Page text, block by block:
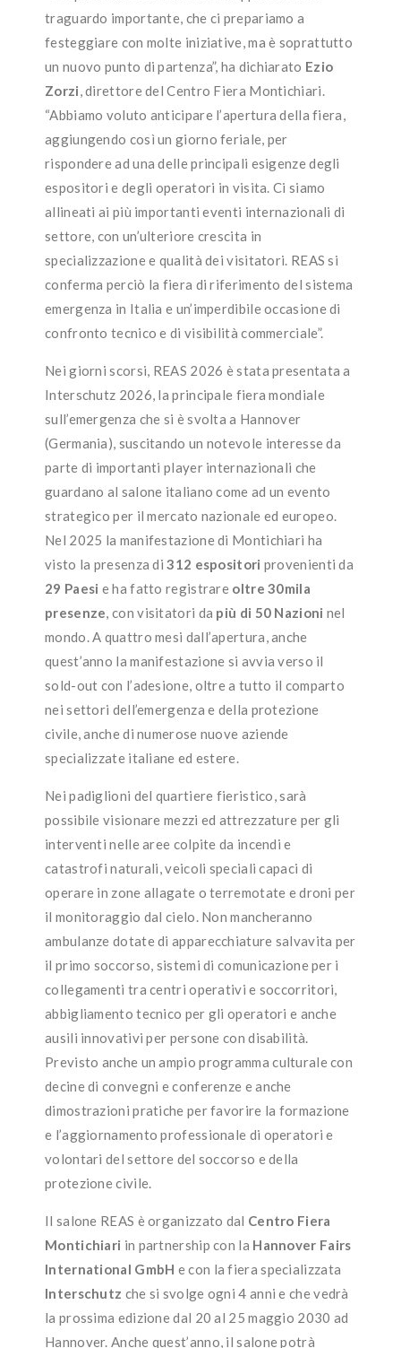
traguardo importante, che ci prepariamo a
festeggiare con molte iniziative, ma è soprattutto
un nuovo punto di partenza”, ha dichiarato Ezio
Zorzi, direttore del Centro Fiera Montichiari.
“Abbiamo voluto anticipare l’apertura della fiera,
aggiungendo così un giorno feriale, per
rispondere ad una delle principali esigenze degli
espositori e degli operatori in visita. Ci siamo
allineati ai più importanti eventi internazionali di
settore, con un’ulteriore crescita in
specializzazione e qualità dei visitatori. REAS si
conferma perciò la fiera di riferimento del sistema
emergenza in Italia e un’imperdibile occasione di
confronto tecnico e di visibilità commerciale”.
Nei giorni scorsi, REAS 2026 è stata presentata a
Interschutz 2026, la principale fiera mondiale
sull’emergenza che si è svolta a Hannover
(Germania), suscitando un notevole interesse da
parte di importanti player internazionali che
guardano al salone italiano come ad un evento
strategico per il mercato nazionale ed europeo.
Nel 2025 la manifestazione di Montichiari ha
visto la presenza di312 espositori provenienti da
29 Paesi e ha fatto registrare oltre 30mila
presenze, con visitatori da più di 50 Nazioni nel
mondo. A quattro mesi dall’apertura, anche
quest’anno la manifestazione si avvia verso il
sold-out con l’adesione, oltre a tutto il comparto
nei settori dell’emergenza e della protezione
civile, anche di numerose nuove aziende
specializzate italiane ed estere.
Nei padiglioni del quartiere fieristico, sarà
possibile visionare mezzi ed attrezzature per gli
interventi nelle aree colpite da incendi e
catastrofi naturali, veicoli speciali capaci di
operare in zone allagate o terremotate e droni per
il monitoraggio dal cielo. Non mancheranno
ambulanze dotate di apparecchiature salvavita per
il primo soccorso, sistemi di comunicazione per i
collegamenti tra centri operativi e soccorritori,
abbigliamento tecnico per gli operatori e anche
ausili innovativi per persone con disabilità.
Previsto anche un ampio programma culturale con
decine di convegni e conferenze e anche
dimostrazioni pratiche per favorire la formazione
e l’aggiornamento professionale di operatori e
volontari del settore del soccorso e della
protezione civile.
Il salone REAS è organizzato dal Centro Fiera
Montichiari in partnership con la Hannover Fairs
International GmbH e con la fiera specializzata
Interschutz che si svolge ogni 4 anni e che vedrà
la prossima edizione dal 20 al 25 maggio 2030 ad
Hannover. Anche quest’anno, il salone potrà